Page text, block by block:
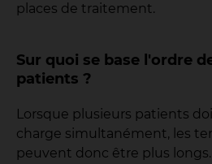
places de traitement.
Sur quoi se base l'ordre
patients ?
Lorsque plusieurs patients
charge simultanément, les
peuvent donc être plus